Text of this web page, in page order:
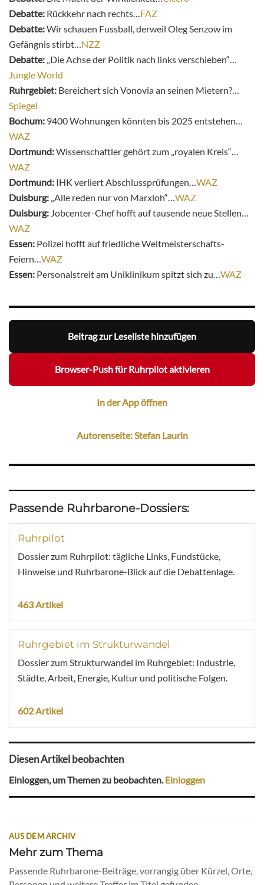
Debatte: Rückkehr nach rechts…FAZ
Debatte:Wir schauen Fussball, derweil Oleg Senzow im
Gefängnis stirbt…NZZ
Debatte: „Die Achse der Politik nach links verschieben“…
Jungle World
Ruhrgebiet: Bereichert sich Vonovia an seinen Mietern?…
Spiegel
Bochum: 9400 Wohnungen könnten bis 2025 entstehen…
WAZ
Dortmund:Wissenschaftler gehört zum „royalen Kreis“…
WAZ
Dortmund: IHK verliert Abschlussprüfungen…WAZ
Duisburg: „Alle reden nur von Marxloh“…WAZ
Duisburg: Jobcenter-Chef hofft auf tausende neue Stellen…
WAZ
Essen: Polizei hofft auf friedliche Weltmeisterschafts-
Feiern…WAZ
Essen: Personalstreit am Uniklinikum spitzt sich zu…WAZ
Beitrag zur Leseliste hinzufügen
Browser-Push für Ruhrpilot aktivieren
In der App öffnen
Autorenseite: Stefan Laurin
Passende Ruhrbarone-Dossiers:
Ruhrpilot
Dossier zum Ruhrpilot: tägliche Links, Fundstücke,
Hinweise und Ruhrbarone-Blick auf die Debattenlage.
463 Artikel
Ruhrgebiet im Strukturwandel
Dossier zum Strukturwandel im Ruhrgebiet: Industrie,
Städte, Arbeit, Energie, Kultur und politische Folgen.
602 Artikel
Diesen Artikel beobachten
Einloggen, um Themen zu beobachten.Einloggen
AUS DEM ARCHIV
Mehr zum Thema
Passende Ruhrbarone-Beiträge, vorrangig über Kürzel, Orte,